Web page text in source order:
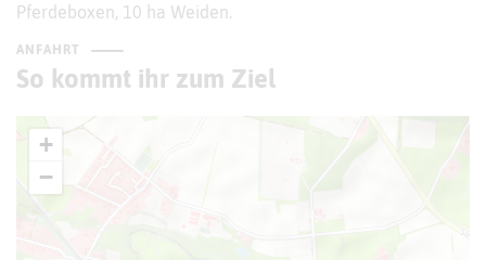
Pferdeboxen, 10 ha Weiden.
ANFAHRT
So kommt ihr zum Ziel
+
−